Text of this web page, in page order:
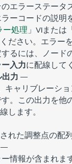
エラーステータ
ーコードの説明
ー処理 」VIまたは
ださい。エラー
るには、ノード
入力に配線して
力 —
キャリブレーシ
。この出力を他
します。
れた調整点の配列
—
情報が含まれます